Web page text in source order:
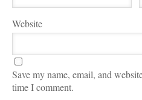
Website
Save my name, email, and
time I comment.